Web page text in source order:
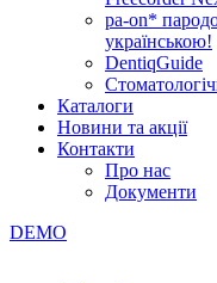
pa-on*
українською!
DentiqGuide
Каталоги
Новини та акції
Контакти
Про нас
Документи
DEMO